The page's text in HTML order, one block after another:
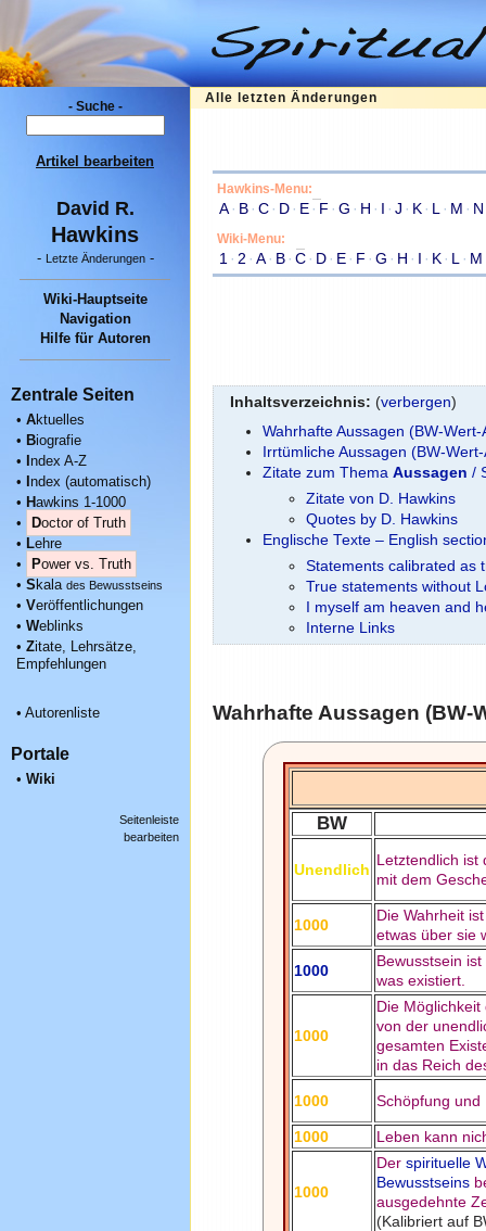
- Suche -
Artikel bearbeiten
David R.
Hawkins
- Letzte Änderungen-
Wiki-Hauptseite
Navigation
Hilfe für Autoren
Zentrale Seiten
• Aktuelles
• Biografie
• ndex A-Z
• ndex (automatisch)
• Hawkins 1-1000
•
Doctor of Truth
• Lehre
•
Power vs. Truth
• S kala des Bewusstseins
• Veröffentlichungen
• Weblinks
• Zitate, Lehrsätze,
Empfehlungen
• Autorenliste
Portale
• Wiki
Seitenleiste
bearbeiten
Alle letzten Änderungen
Hawkins-Menu:
A· B· C· D· E· F · G · H · I · J · K· L · M · N
Wiki-Menu:
1 · 2 · A· B· C· D· E· F · G · H · I · K· L · M
Inhaltsverzeichnis: (verbergen)
Wahrhafte Aussagen (BW-Wert-
Irrtümliche Aussagen (BW-
Zitate zum Thema Aussagen /
Zitate von D. Hawkins
Quotes by D. Hawkins
Englische Texte – English
Statements calibrated as
True statements without
I myself am heaven and
Interne Links
Wahrhafte Aussagen (BW-
BW
Unendlich
Letztendlich ist
mit dem
1000
Die Wahrheit
etwas über sie
1000
Bewusstsein
was existiert.
1000
Die
von der
gesamten
in das Reich
1000 Schöpfung und
1000 Leben kann
1000
Derspirituelle
Bewusstseins
ausgedehnte
(Kalibriert auf